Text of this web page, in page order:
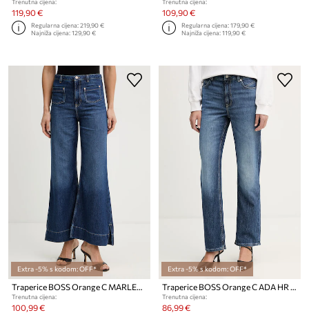
Trenutna cijena:
119,90 €
Regularna cijena:219,90 €
Najniža cijena:129,90 €
Trenutna cijena:
109,90 €
Regularna cijena:179,90 €
Najniža cijena:119,90 €
Extra -5% s kodom: OFF*
Traperice BOSS Orange C MARLENE FLR HR
Trenutna cijena:
100,99 €
Extra -5% s kodom: OFF*
Traperice BOSS Orange C ADA HR 13.0
Trenutna cijena:
86,99 €